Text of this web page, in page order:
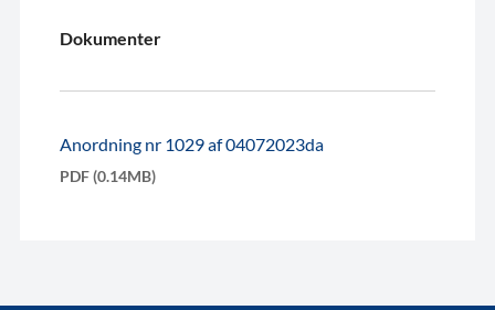
Dokumenter
Anordning nr 1029 af 04072023da
PDF (0.14MB)